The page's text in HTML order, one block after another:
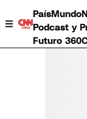
PaísMundo
Podcast y
Futuro 360